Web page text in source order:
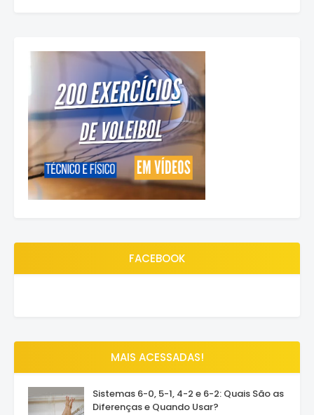
FACEBOOK
MAIS ACESSADAS!
Sistemas 6-0, 5-1, 4-2 e 6-2: Quais São as
Diferenças e Quando Usar?